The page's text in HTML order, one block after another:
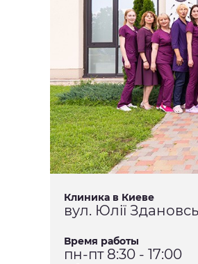
Клиника в Киеве
вул. Юлії
Время работы
пн-пт 8:30 - 17:00